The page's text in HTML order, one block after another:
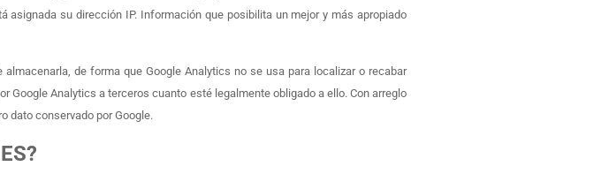
asignada su dirección IP. Información que posibilita un mejor y más apropiado
de forma que Google Analytics no se usa para localizar o recabar
Analytics a terceros cuanto esté legalmente obligado a ello. Con arreglo
dato conservado por Google.